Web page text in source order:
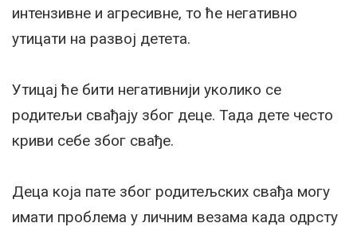
интензивне и агресивне, то ће негативно
утицати на развој детета.
Утицај ће бити негативнији уколико се
родитељи свађају због деце. Тада дете често
криви себе због свађе.
Деца која пате због родитељских свађа могу
имати проблема у личним везама када одрсту